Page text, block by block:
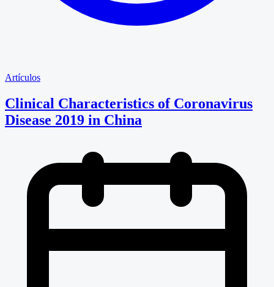
Artículos
Clinical Characteristics of Coronavirus
Disease 2019 in China